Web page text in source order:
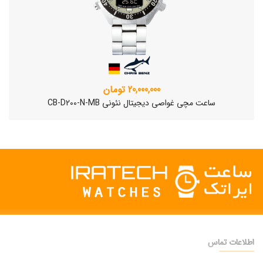
20,000,000 تومان
ساعت مچی غواصی دیجیتال نئونی CB-D200-N-MB
اطلاعات تماس